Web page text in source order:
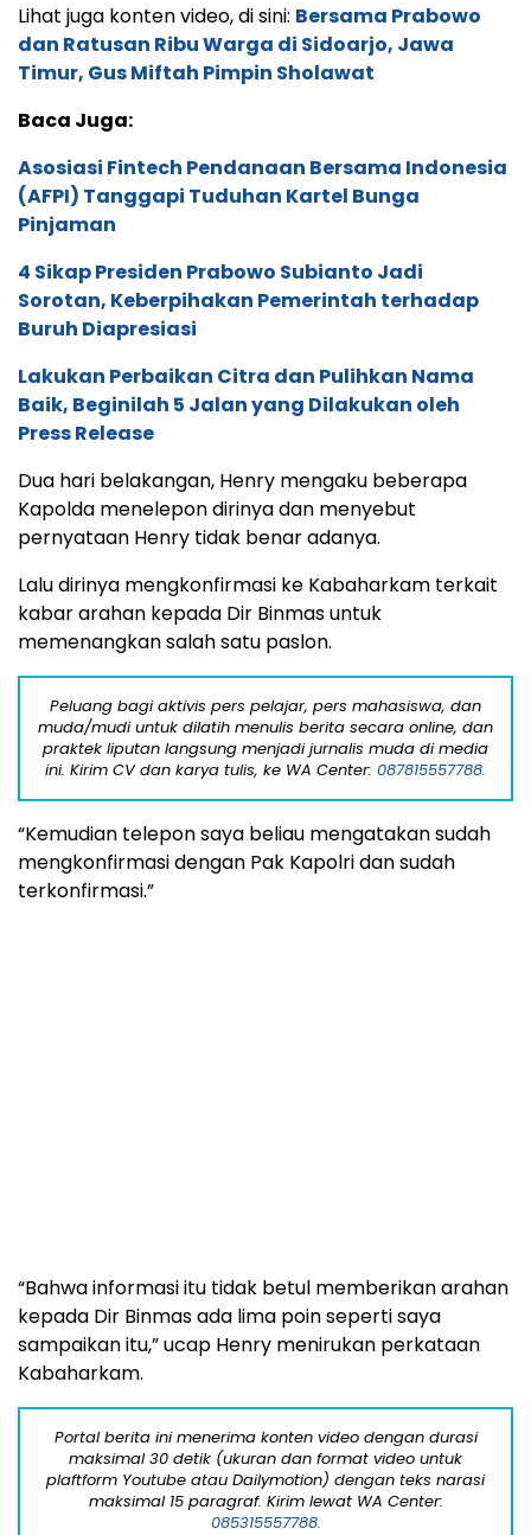
Lihat juga konten video, di sini: Bersama Prabowo
dan Ratusan Ribu Warga di Sidoarjo, Jawa
Timur, Gus Miftah Pimpin Sholawat
Baca Juga:
Asosiasi Fintech Pendanaan Bersama Indonesia
(AFPI) Tanggapi Tuduhan Kartel Bunga
Pinjaman
4 Sikap Presiden Prabowo Subianto Jadi
Sorotan, Keberpihakan Pemerintah terhadap
Buruh Diapresiasi
Lakukan Perbaikan Citra dan Pulihkan Nama
Baik, Beginilah 5 Jalan yang Dilakukan oleh
Press Release
Dua hari belakangan, Henry mengaku beberapa
Kapolda menelepon dirinya dan menyebut
pernyataan Henry tidak benar adanya.
Lalu dirinya mengkonfirmasi ke Kabaharkam terkait
kabar arahan kepada Dir Binmas untuk
memenangkan salah satu paslon.
Peluang bagi aktivis pers pelajar, pers mahasiswa, dan
muda/mudi untuk dilatih menulis berita secara online, dan
praktek liputan langsung menjadi jurnalis muda di media
ini. Kirim CV dan karya tulis, ke WA Center: 087815557788.
“Kemudian telepon saya beliau mengatakan sudah
mengkonfirmasi dengan Pak Kapolri dan sudah
terkonfirmasi.”
“Bahwa informasi itu tidak betul memberikan arahan
kepada Dir Binmas ada lima poin seperti saya
sampaikan itu,” ucap Henry menirukan perkataan
Kabaharkam.
Portal berita ini menerima konten video dengan durasi
maksimal 30 detik (ukuran dan format video untuk
plaftform Youtube atau Dailymotion) dengan teks narasi
maksimal 15 paragraf. Kirim lewat WA Center:
085315557788.